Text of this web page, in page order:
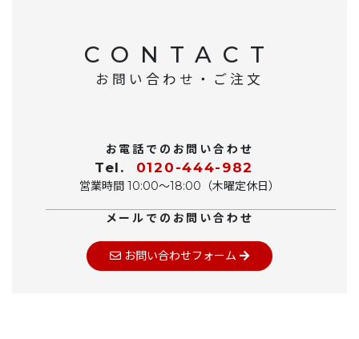
CONTACT
お問い合わせ・ご注文
お電話でのお問い合わせ
Tel. 0120-444-982
営業時間 10:00〜18:00（木曜定休日）
メールでのお問い合わせ
お問い合わせフォーム